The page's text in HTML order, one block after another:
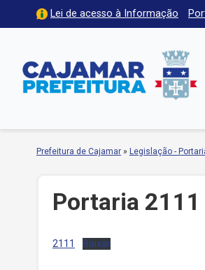
Lei de acesso à Informação
Prefeitura de Cajamar » Legislação -
Portaria
2111 Baixar